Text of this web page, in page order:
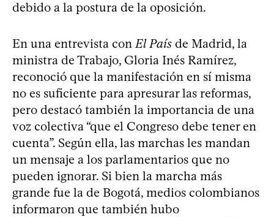
debido a la postura de la oposición.
En una entrevista con El País de Madrid, la
ministra de Trabajo, Gloria Inés Ramírez,
reconoció que la manifestación en sí misma
no es suficiente para apresurar las reformas,
pero destacó también la importancia de una
voz colectiva “que el Congreso debe tener en
cuenta”. Según ella, las marchas les mandan
un mensaje a los parlamentarios que no
pueden ignorar. Si bien la marcha más
grande fue la de Bogotá, medios colombianos
informaron que también hubo